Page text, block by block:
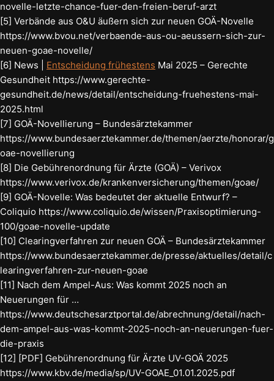
novelle-letzte-chance-fuer-den-freien-beruf-arzt
[5] Verbände aus O&U äußern sich zur neuen GOÄ-Novelle
https://www.bvou.net/verbaende-aus-ou-aeussern-sich-zur-
neuen-goae-novelle/
[6] News | Entscheidung frühestens Mai 2025 – Gerechte
Gesundheit https://www.gerechte-
gesundheit.de/news/detail/entscheidung-fruehestens-mai-
2025.html
[7] GOÄ-Novellierung – Bundesärztekammer
https://www.bundesaerztekammer.de/themen/aerzte/honorar/g
oae-novellierung
[8] Die Gebührenordnung für Ärzte (GOÄ) – Verivox
https://www.verivox.de/krankenversicherung/themen/goae/
[9] GOÄ-Novelle: Was bedeutet der aktuelle Entwurf? –
Coliquio https://www.coliquio.de/wissen/Praxisoptimierung-
100/goae-novelle-update
[10] Clearingverfahren zur neuen GOÄ – Bundesärztekammer
https://www.bundesaerztekammer.de/presse/aktuelles/detail/c
learingverfahren-zur-neuen-goae
[11] Nach dem Ampel-Aus: Was kommt 2025 noch an
Neuerungen für …
https://www.deutschesarztportal.de/abrechnung/detail/nach-
dem-ampel-aus-was-kommt-2025-noch-an-neuerungen-fuer-
die-praxis
[12] [PDF] Gebührenordnung für Ärzte UV-GOÄ 2025
https://www.kbv.de/media/sp/UV-GOAE_01.01.2025.pdf